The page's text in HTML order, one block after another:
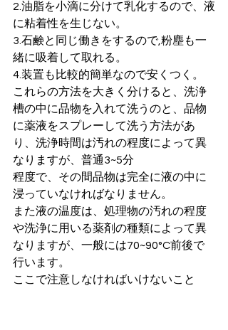
2.油脂を小滴に分けて乳化するので、液
に粘着性を生じない。
3.石鹸と同じ働きをするので,粉塵も一
緒に吸着して取れる。
4.装置も比較的簡単なので安くつく。
これらの方法を大きく分けると、洗浄
槽の中に品物を入れて洗うのと、品物
に薬液をスプレーして洗う方法があ
り、洗浄時間は汚れの程度によって異
なりますが、普通3~5分
程度で、その間品物は完全に液の中に
浸っていなければなりません。
また液の温度は、処理物の汚れの程度
や洗浄に用いる薬剤の種類によって異
なりますが、一般には70~90°C前後で
行います。
ここで注意しなければいけないこと